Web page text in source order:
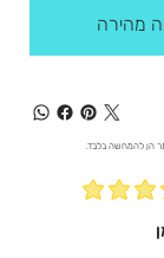
מהירה
הן להמחשה בלבד.